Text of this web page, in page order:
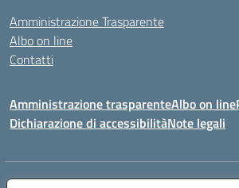
Amministrazione Trasparente
Albo on line
Contatti
Amministrazione trasparenteAlbo on line
Dichiarazione di accessibilitàNote legali